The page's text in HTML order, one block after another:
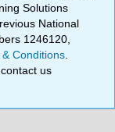
Solutions
National
1246120,
& Conditions
us